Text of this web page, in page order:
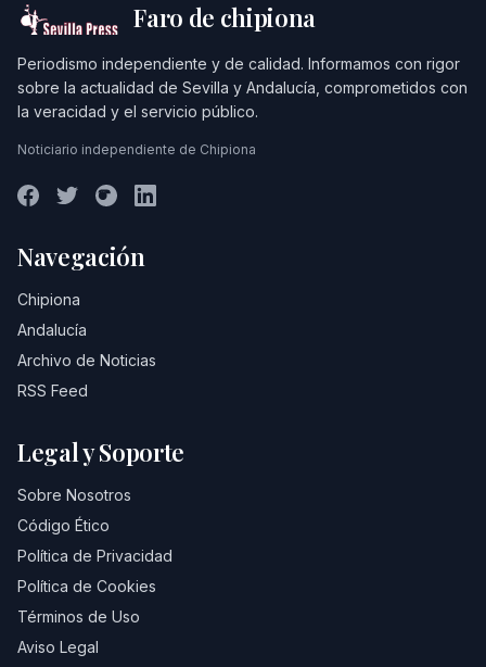
Faro de chipiona
Periodismo independiente y de calidad. Informamos con rigor
sobre la actualidad de Sevilla y Andalucía, comprometidos con
la veracidad y el servicio público.
Noticiario independiente de Chipiona
Navegación
Chipiona
Andalucía
Archivo de Noticias
RSS Feed
Legal y Soporte
Sobre Nosotros
Código Ético
Política de Privacidad
Política de Cookies
Términos de Uso
Aviso Legal